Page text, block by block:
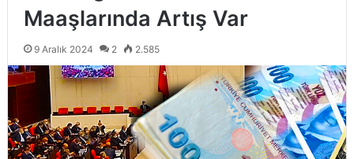
Maaşlarında Artış Var
9 Aralık 2024 2 2.585